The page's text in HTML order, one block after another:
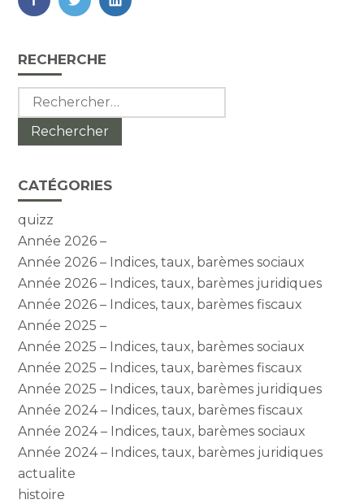
FaceBook
TwitterLinkedIn
Blog
sidebar
RECHERCHE
Rechercher :
CATÉGORIES
quizz
Année 2026 –
Année 2026 – Indices, taux, barèmes sociaux
Année 2026 – Indices, taux, barèmes juridiques
Année 2026 – Indices, taux, barèmes fiscaux
Année 2025 –
Année 2025 – Indices, taux, barèmes sociaux
Année 2025 – Indices, taux, barèmes fiscaux
Année 2025 – Indices, taux, barèmes juridiques
Année 2024 – Indices, taux, barèmes fiscaux
Année 2024 – Indices, taux, barèmes sociaux
Année 2024 – Indices, taux, barèmes juridiques
actualite
histoire